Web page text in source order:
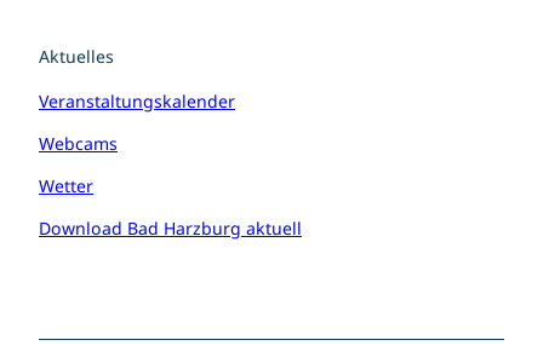
Aktuelles
Veranstaltungskalender
Webcams
Wetter
Download Bad Harzburg aktuell